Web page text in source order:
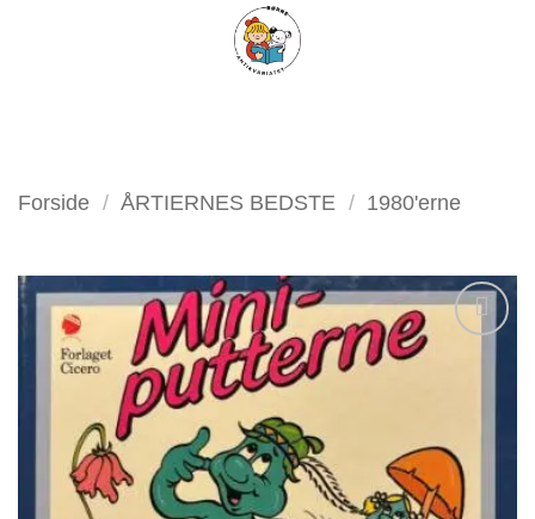
FILTER
Forside / ÅRTIERNES BEDSTE / 1980'erne